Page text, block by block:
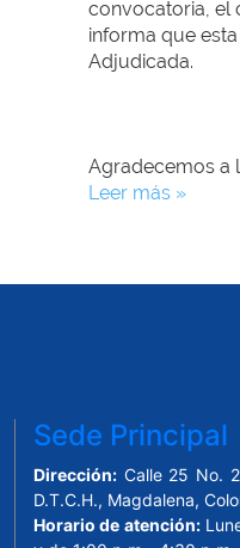
Sede Principal
Dirección: Calle 25 No.
D.T.C.H., Magdalena,
Horario de atención: